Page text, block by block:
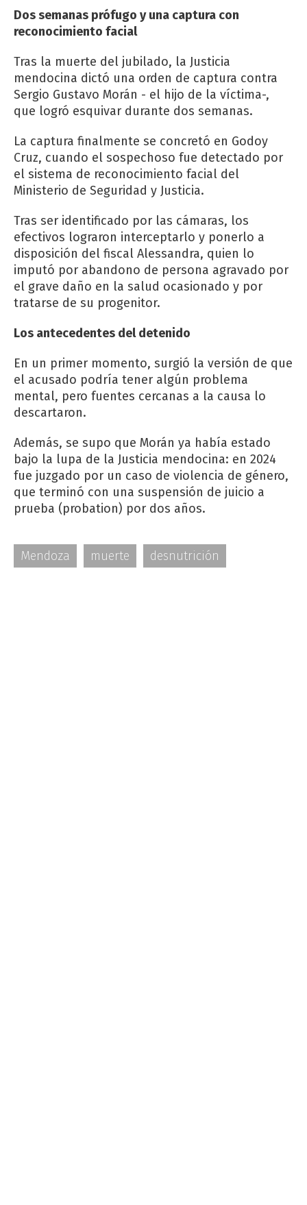
Dos semanas prófugo y una captura con
reconocimiento facial
Tras la muerte del jubilado, la Justicia
mendocina dictó una orden de captura contra
Sergio Gustavo Morán - el hijo de la víctima-,
que logró esquivar durante dos semanas.
La captura finalmente se concretó en Godoy
Cruz, cuando el sospechoso fue detectado por
el sistema de reconocimiento facial del
Ministerio de Seguridad y Justicia.
Tras ser identificado por las cámaras, los
efectivos lograron interceptarlo y ponerlo a
disposición del fiscal Alessandra, quien lo
imputó por abandono de persona agravado por
el grave daño en la salud ocasionado y por
tratarse de su progenitor.
Los antecedentes del detenido
En un primer momento, surgió la versión de que
el acusado podría tener algún problema
mental, pero fuentes cercanas a la causa lo
descartaron.
Además, se supo que Morán ya había estado
bajo la lupa de la Justicia mendocina: en 2024
fue juzgado por un caso de violencia de género,
que terminó con una suspensión de juicio a
prueba (probation) por dos años.
Mendoza muerte desnutrición